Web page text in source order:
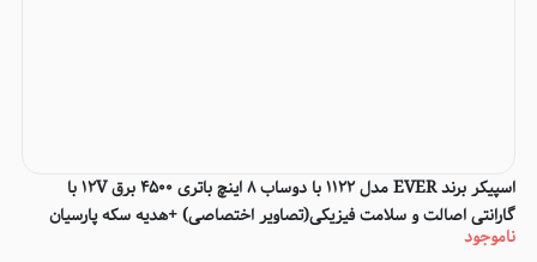
اسپیکر برند EVER مدل 1122 با دوساب 8 اینچ باتری 4500 برق 12V با
گارانتی اصالت و سلامت فیزیکی(تصاویر اختصاصی) +هدیه سکه پارسیان
ناموجود